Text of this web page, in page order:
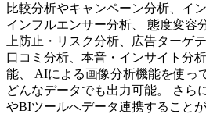
比較分析やキャンペーン分析、イ
インフルエンサー分析、 態度変容
上防止・リスク分析、広告ターゲ
口コミ分析、本音・インサイト分
能、 AIによる画像分析機能を使っ
どんなデータでも出力可能。 さら
やBIツールへデータ連携すること